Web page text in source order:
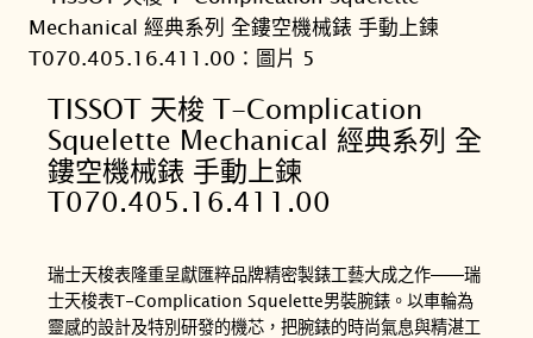
TISSOT 天梭 T-Complication
Squelette Mechanical 經典系列 全
鏤空機械錶 手動上鍊
T070.405.16.411.00
瑞士天梭表隆重呈獻匯粹品牌精密製錶工藝大成之作──瑞
士天梭表T-Complication Squelette男裝腕錶。以車輪為
靈感的設計及特別研發的機芯，把腕錶的時尚氣息與精湛工